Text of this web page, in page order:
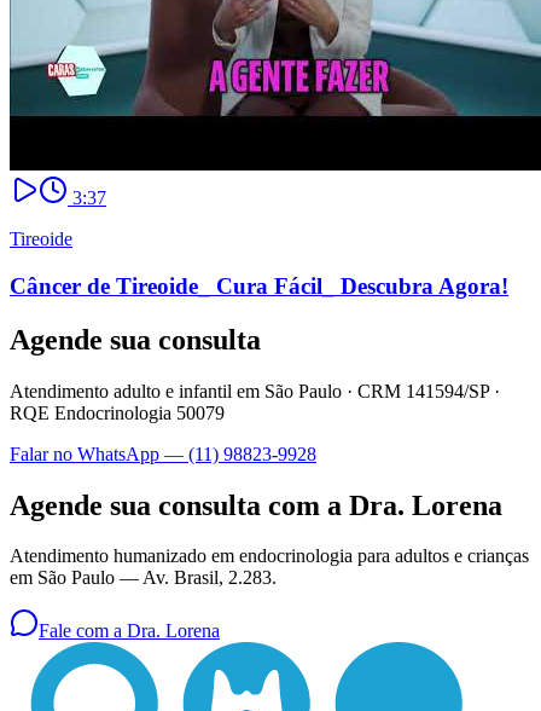
3:37
Tireoide
Câncer de Tireoide_ Cura Fácil_ Descubra Agora!
Agende sua consulta
Atendimento adulto e infantil em São Paulo · CRM 141594/SP·
RQE Endocrinologia 50079
Falar no WhatsApp — (11) 98823-9928
Agende sua consulta com a Dra. Lorena
Atendimento humanizado em endocrinologia para adultos e crianças
em São Paulo —Av. Brasil, 2.283.
Fale com a Dra. Lorena